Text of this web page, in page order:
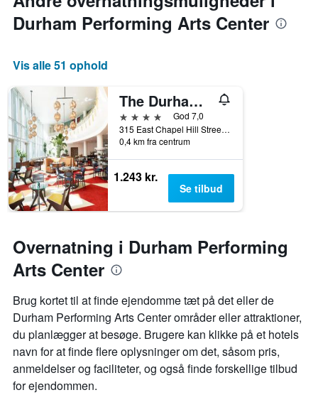
Durham Performing Arts Center
Vis alle 51 ophold
The Durham Hotel
4 stjerner
God 7,0
315 East Chapel Hill Street, Durham, NC, USA
0,4 km fra centrum
1.243 kr.
Se tilbud
Overnatning i Durham Performing
Arts Center
Brug kortet til at finde ejendomme tæt på det eller de
Durham Performing Arts Center områder eller attraktioner,
du planlægger at besøge. Brugere kan klikke på et hotels
navn for at finde flere oplysninger om det, såsom pris,
anmeldelser og faciliteter, og også finde forskellige tilbud
for ejendommen.